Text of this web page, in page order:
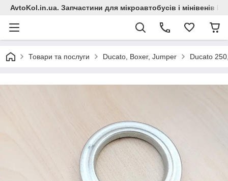
AvtoKol.in.ua. Запчастини для мікроавтобусів і мінівенів
Товари та послуги Ducato, Boxer, Jumper Ducato